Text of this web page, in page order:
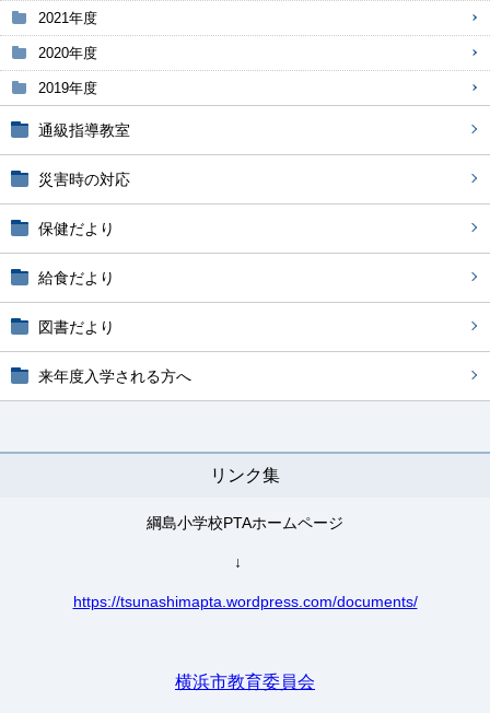
2021年度
2020年度
2019年度
通級指導教室
災害時の対応
保健だより
給食だより
図書だより
来年度入学される方へ
リンク集
綱島小学校PTAホームページ
↓
https://tsunashimapta.wordpress.com/documents/
横浜市教育委員会